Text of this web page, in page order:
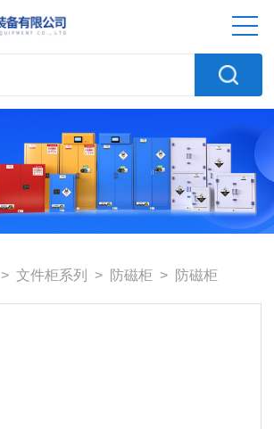
>文件柜系列 > 防磁柜 > 防磁柜